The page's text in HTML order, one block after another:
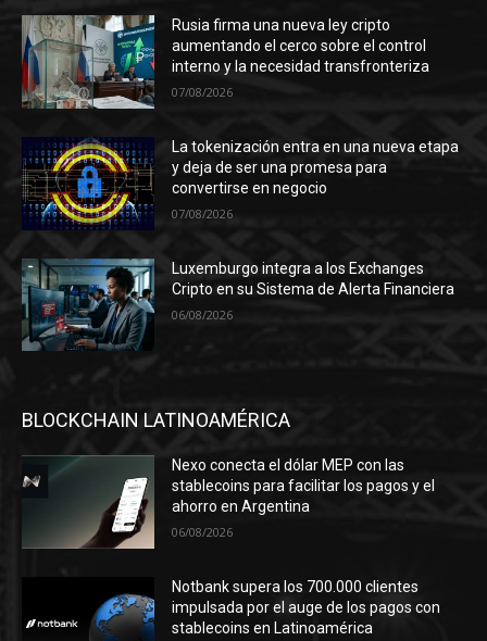
Rusia firma una nueva ley cripto
aumentando el cerco sobre el control
interno y la necesidad transfronteriza
07/08/2026
La tokenización entra en una nueva etapa
y deja de ser una promesa para
convertirse en negocio
07/08/2026
Luxemburgo integra a los Exchanges
Cripto en su Sistema de Alerta Financiera
06/08/2026
BLOCKCHAIN LATINOAMÉRICA
Nexo conecta el dólar MEP con las
stablecoins para facilitar los pagos y el
ahorro en Argentina
06/08/2026
Notbank supera los 700.000 clientes
impulsada por el auge de los pagos con
stablecoins en Latinoamérica